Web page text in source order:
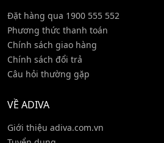
Đặt hàng qua 1900 555 552
Phương thức thanh toán
Chính sách giao hàng
Chính sách đổi trả
Câu hỏi thường gặp
VỀ ADIVA
Giới thiệu adiva.com.vn